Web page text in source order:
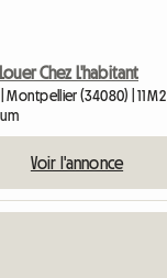
Chez L'habitant
(34080) | 11 M2
Voir l'annonce